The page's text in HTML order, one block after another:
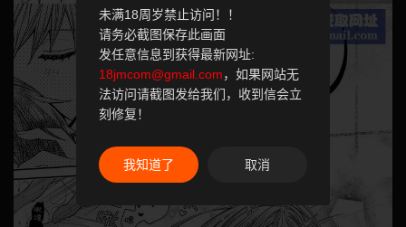
未满18周岁禁止访问！！
请务必截图保存此画面
发任意信息到获得最新网址:
18jmcom@gmail.com，如果网站无
法访问请截图发给我们，收到信会立
刻修复！
我知道了 取消